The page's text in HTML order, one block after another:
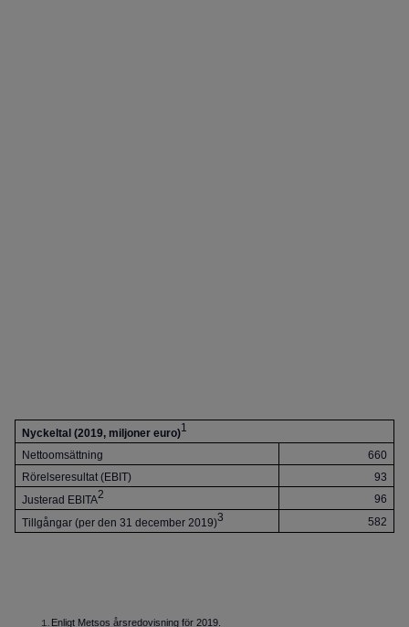
Nyckeltal (2019, miljoner euro)1
Nettoomsättning
660
Rörelseresultat (EBIT)
93
Justerad EBITA2
96
Tillgångar (per den 31 december 2019)3 582
Enligt Metsos årsredovisning för 2019.